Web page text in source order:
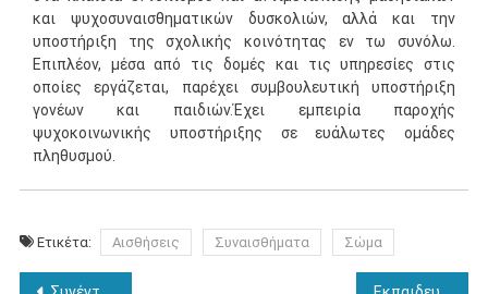
και ψυχοσυναισθηματικών δυσκολιών, αλλά και την
υποστήριξη της σχολικής κοινότητας εν τω συνόλω.
Επιπλέον, μέσα από τις δομές και τις υπηρεσίες στις
οποίες εργάζεται, παρέχει συμβουλευτική υποστήριξη
γονέων και παιδιών.Έχει εμπειρία παροχής
ψυχοκοινωνικής υποστήριξης σε ευάλωτες ομάδες
πληθυσμού.
Ετικέτα: Αισθήσεις Συναισθήματα Σώμα